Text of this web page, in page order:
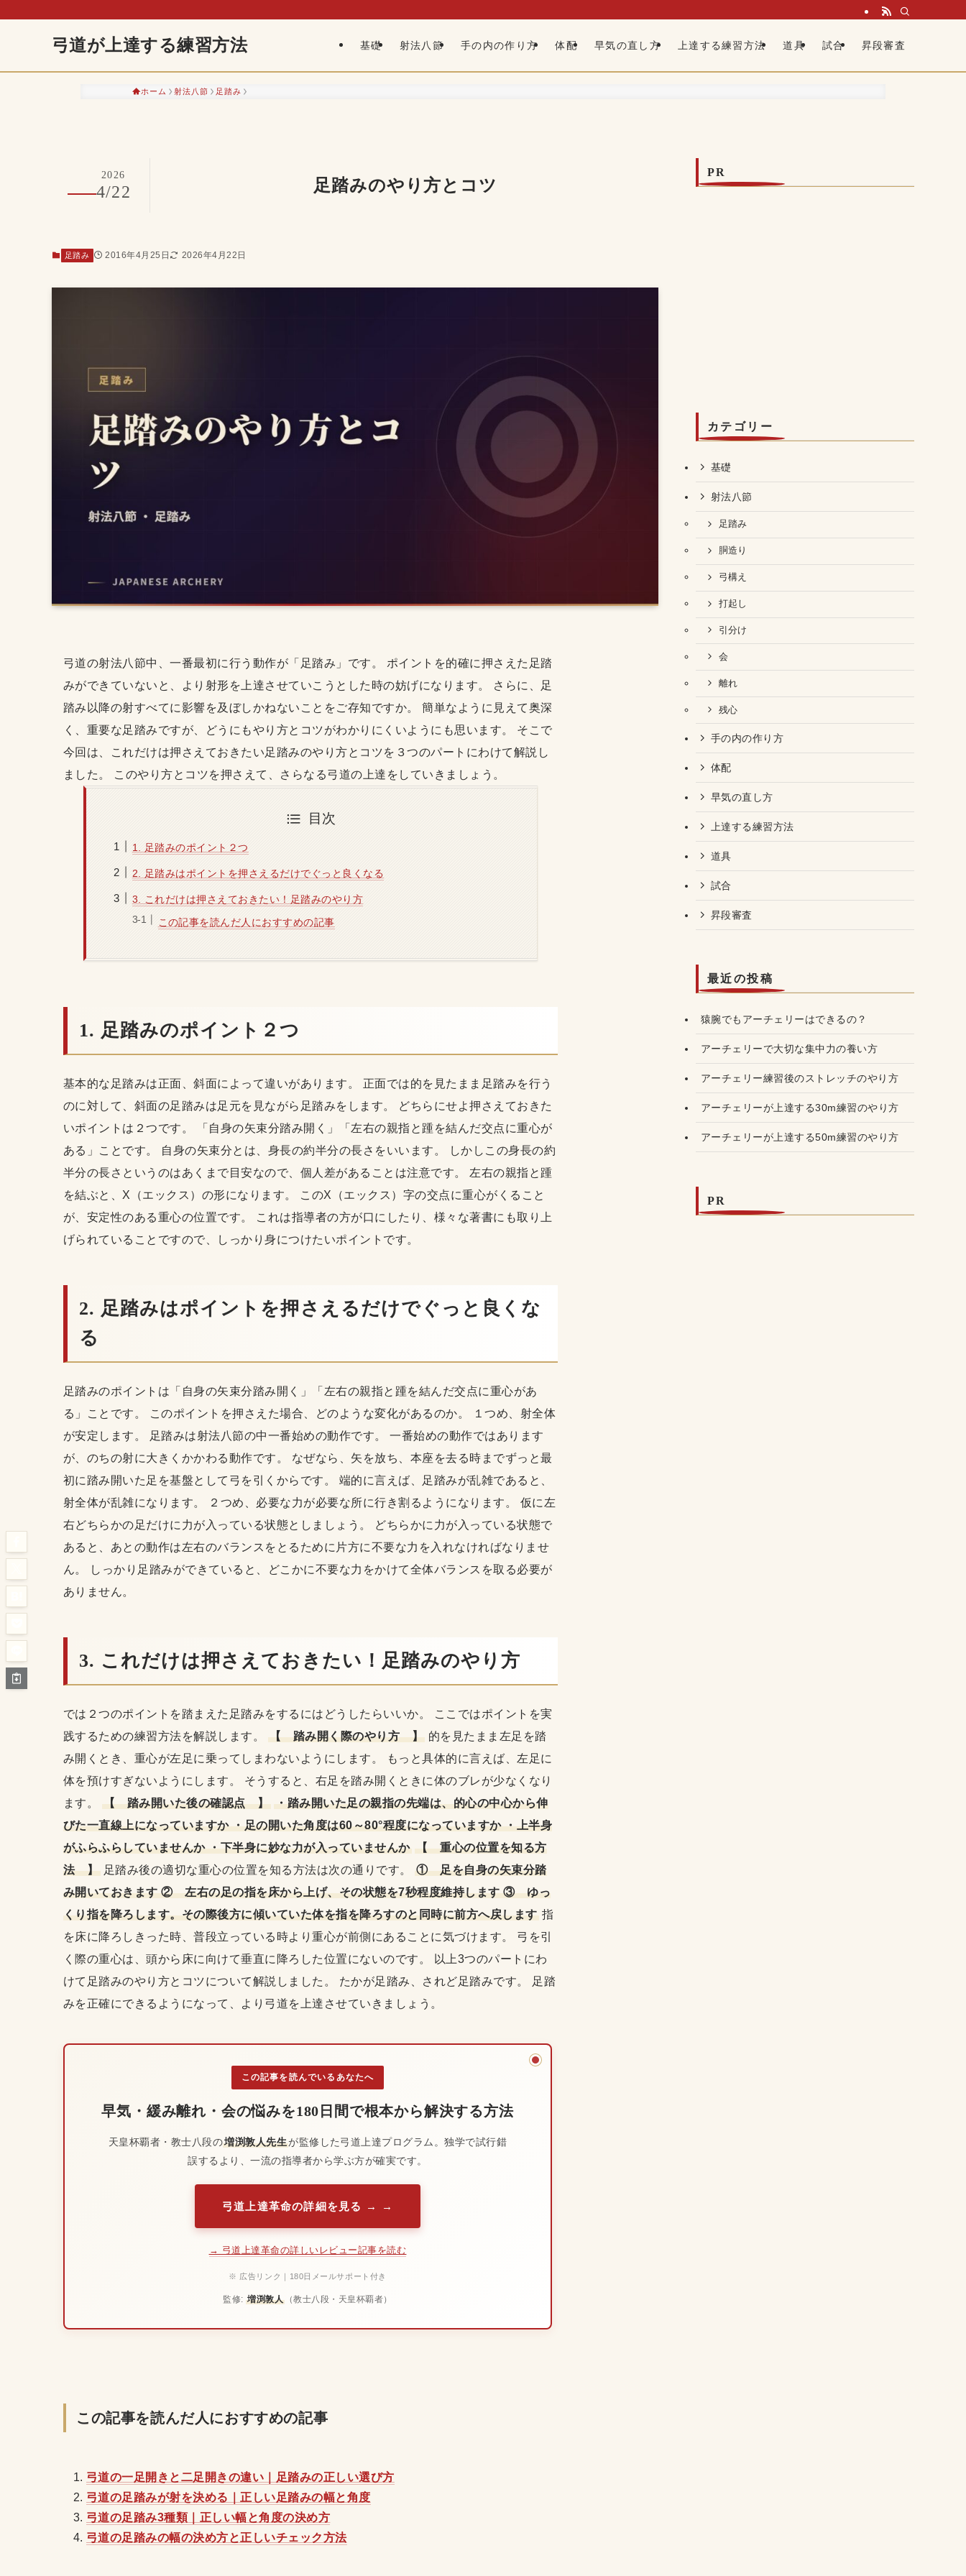
弓道が上達する練習方法 基礎 射法八節 手の内の作り方 体配 早気の直し方 上達する練習方法 道具 試合 昇段審査
ホーム 射法八節 足踏み
足踏みのやり方とコツ
2026
4/22
足踏み 2016年4月25日 2026年4月22日
弓道の射法八節中、一番最初に行う動作が「足踏み」です。 ポイントを的確に押さえた足踏
みができていないと、より射形を上達させていこうとした時の妨げになります。 さらに、足
踏み以降の射すべてに影響を及ぼしかねないことをご存知ですか。 簡単なように見えて奥深
く、重要な足踏みですが、どうにもやり方とコツがわかりにくいようにも思います。 そこで
今回は、これだけは押さえておきたい足踏みのやり方とコツを３つのパートにわけて解説し
ました。 このやり方とコツを押さえて、さらなる弓道の上達をしていきましょう。
目次
1. 足踏みのポイント２つ
2. 足踏みはポイントを押さえるだけでぐっと良くなる
3. これだけは押さえておきたい！足踏みのやり方
この記事を読んだ人におすすめの記事
1. 足踏みのポイント２つ
基本的な足踏みは正面、斜面によって違いがあります。 正面では的を見たまま足踏みを行う
のに対して、斜面の足踏みは足元を見ながら足踏みをします。 どちらにせよ押さえておきた
いポイントは２つです。 「自身の矢束分踏み開く」「左右の親指と踵を結んだ交点に重心が
ある」ことです。 自身の矢束分とは、身長の約半分の長さをいいます。 しかしこの身長の約
半分の長さというのはあくまで目安なので、個人差があることは注意です。 左右の親指と踵
を結ぶと、X（エックス）の形になります。 このX（エックス）字の交点に重心がくること
が、安定性のある重心の位置です。 これは指導者の方が口にしたり、様々な著書にも取り上
げられていることですので、しっかり身につけたいポイントです。
2. 足踏みはポイントを押さえるだけでぐっと良くな
る
足踏みのポイントは「自身の矢束分踏み開く」「左右の親指と踵を結んだ交点に重心があ
る」ことです。 このポイントを押さえた場合、どのような変化があるのか。 １つめ、射全体
が安定します。 足踏みは射法八節の中一番始めの動作です。 一番始めの動作ではあります
が、のちの射に大きくかかわる動作です。 なぜなら、矢を放ち、本座を去る時までずっと最
初に踏み開いた足を基盤として弓を引くからです。 端的に言えば、足踏みが乱雑であると、
射全体が乱雑になります。 ２つめ、必要な力が必要な所に行き割るようになります。 仮に左
右どちらかの足だけに力が入っている状態としましょう。 どちらかに力が入っている状態で
あると、あとの動作は左右のバランスをとるために片方に不要な力を入れなければなりませ
ん。 しっかり足踏みができていると、どこかに不要な力をかけて全体バランスを取る必要が
ありません。
3. これだけは押さえておきたい！足踏みのやり方
では２つのポイントを踏まえた足踏みをするにはどうしたらいいか。 ここではポイントを実
践するための練習方法を解説します。
【 踏み開く際のやり方 】
的を見たまま左足を踏
み開くとき、重心が左足に乗ってしまわないようにします。 もっと具体的に言えば、左足に
体を預けすぎないようにします。 そうすると、右足を踏み開くときに体のブレが少なくなり
ます。
【 踏み開いた後の確認点 】
・踏み開いた足の親指の先端は、的心の中心から伸
びた一直線上になっていますか ・足の開いた角度は60～80°程度になっていますか ・上半身
がふらふらしていませんか ・下半身に妙な力が入っていませんか
【 重心の位置を知る方
法 】
足踏み後の適切な重心の位置を知る方法は次の通りです。
① 足を自身の矢束分踏
み開いておきます ② 左右の足の指を床から上げ、その状態を7秒程度維持します ③ ゆっ
くり指を降ろします。その際後方に傾いていた体を指を降ろすのと同時に前方へ戻します 指
を床に降ろしきった時、普段立っている時より重心が前側にあることに気づけます。 弓を引
く際の重心は、頭から床に向けて垂直に降ろした位置にないのです。 以上3つのパートにわ
けて足踏みのやり方とコツについて解説しました。 たかが足踏み、されど足踏みです。 足踏
みを正確にできるようになって、より弓道を上達させていきましょう。
この記事を読んでいるあなたへ
早気・緩み離れ・会の悩みを180日間で根本から解決する方法
天皇杯覇者・教士八段の増渕敦人先生が監修した弓道上達プログラム。独学で試行錯
誤するより、一流の指導者から学ぶ方が確実です。
弓道上達革命の詳細を見る →
→ 弓道上達革命の詳しいレビュー記事を読む
※ 広告リンク｜180日メールサポート付き
監修:増渕敦人 （教士八段・天皇杯覇者）
この記事を読んだ人におすすめの記事
弓道の一足開きと二足開きの違い｜足踏みの正しい選び方
弓道の足踏みが射を決める｜正しい足踏みの幅と角度
弓道の足踏み3種類｜正しい幅と角度の決め方
弓道の足踏みの幅の決め方と正しいチェック方法
PR
カテゴリー
基礎
射法八節
足踏み
胴造り
弓構え
打起し
引分け
会
離れ
残心
手の内の作り方
体配
早気の直し方
上達する練習方法
道具
試合
昇段審査
最近の投稿
猿腕でもアーチェリーはできるの？
アーチェリーで大切な集中力の養い方
アーチェリー練習後のストレッチのやり方
アーチェリーが上達する30m練習のやり方
アーチェリーが上達する50m練習のやり方
PR